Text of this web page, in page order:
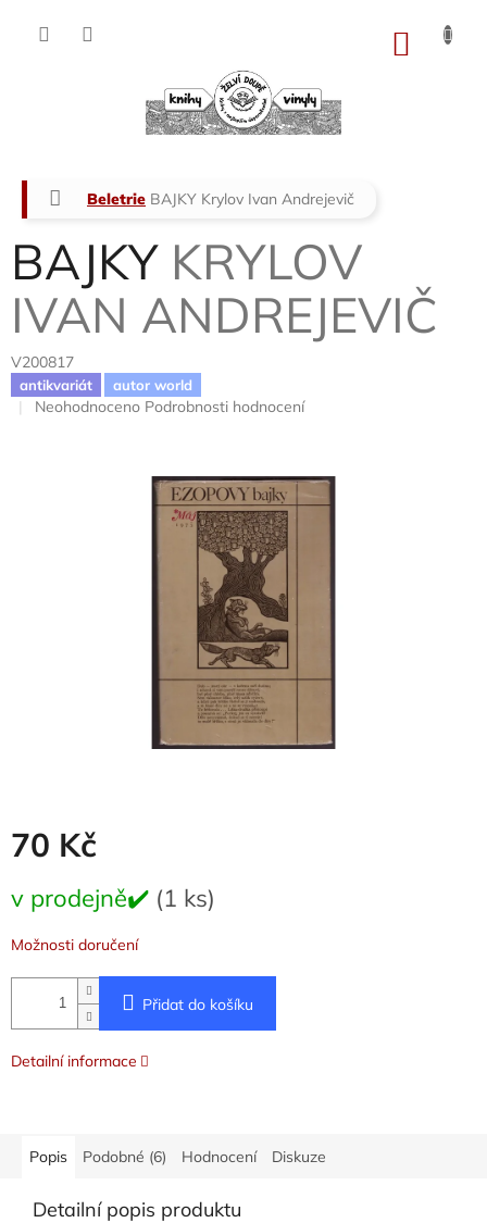
Domů
Beletrie BAJKY Krylov Ivan Andrejevič
BAJKY KRYLOV
IVAN ANDREJEVIČ
V200817
antikvariát autor world
Průměrné
Neohodnoceno Podrobnosti hodnocení
70 Kč
cena:
v prodejně✔️ (1 ks)
Možnosti doručení
Přidat do košíku
Detailní informace
Popis Podobné (6) Hodnocení Diskuze
Detailní popis produktu